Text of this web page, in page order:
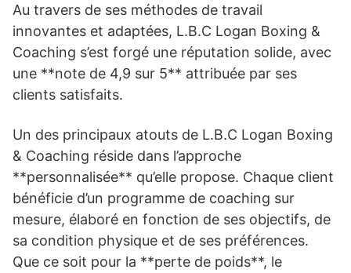
Au travers de ses méthodes de travail
innovantes et adaptées, L.B.C Logan Boxing &
Coaching s’est forgé une réputation solide, avec
une **note de 4,9 sur 5** attribuée par ses
clients satisfaits.
Un des principaux atouts de L.B.C Logan Boxing
& Coaching réside dans l’approche
**personnalisée** qu’elle propose. Chaque client
bénéficie d’un programme de coaching sur
mesure, élaboré en fonction de ses objectifs, de
sa condition physique et de ses préférences.
Que ce soit pour la **perte de poids**, le